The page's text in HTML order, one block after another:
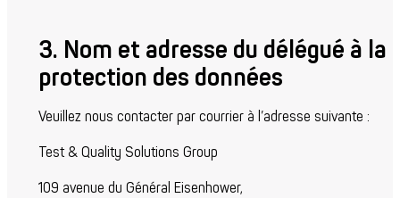
3. Nom et adresse du délégué à la
protection des données
Veuillez nous contacter par courrier à l’adresse suivante :
Test & Quality Solutions Group
109 avenue du Général Eisenhower,